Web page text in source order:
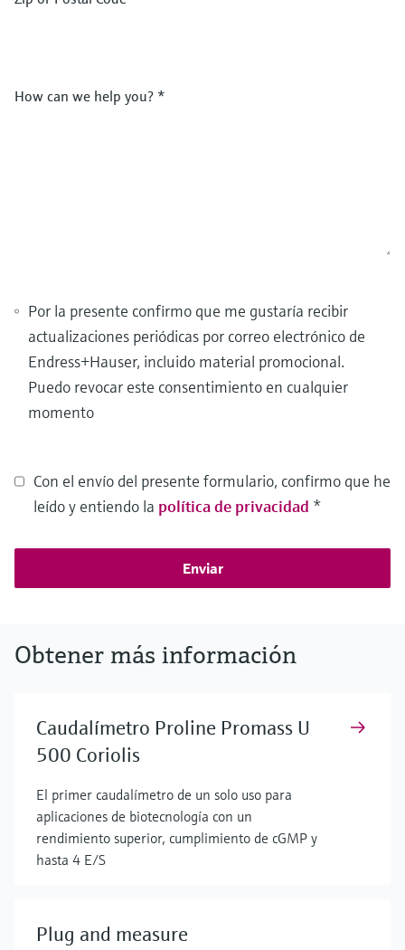
How can we help you? *
Por la presente confirmo que me gustaría recibir
actualizaciones periódicas por correo electrónico de
Endress+Hauser, incluido material promocional.
Puedo revocar este consentimiento en cualquier
momento
Con el envío del presente formulario, confirmo que he
leído y entiendo la política de privacidad *
Enviar
Obtener más información
Caudalímetro Proline Promass U
500 Coriolis
El primer caudalímetro de un solo uso para
aplicaciones de biotecnología con un
rendimiento superior, cumplimiento de cGMP y
hasta 4 E/S
Plug and measure